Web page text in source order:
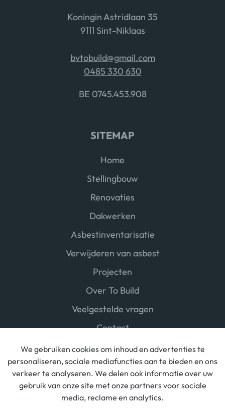
We gebruiken cookies om inhoud en advertenties te
personaliseren, sociale mediafuncties aan te bieden en ons
verkeer te analyseren. We delen ook informatie over uw
gebruik van onze site met onze partners voor sociale
media, reclame en analytics.
Koningin Astridlaan 35
9111 Sint-Niklaas
bvtobuild@gmail.com
0485 330 630
BE 0745.453.908
SITEMAP
Home
Stellingbouw
Renovaties
Dakwerken
Asbestinventarisatie
Verwijderen van asbest
Projecten
Over To Build
Veelgestelde vragen
Contact
© ToBUILD BV |Algemene voorwaarden|